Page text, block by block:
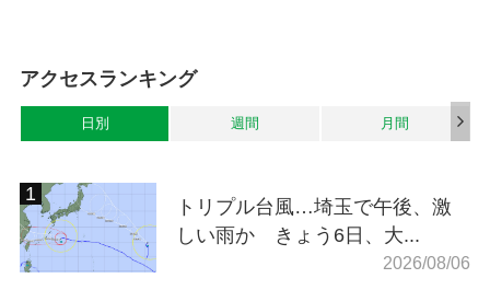
アクセスランキング
日別 週間 月間
トリプル台風…埼玉で午後、激
しい雨か きょう6日、大...
2026/08/06